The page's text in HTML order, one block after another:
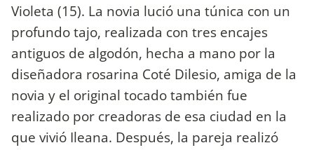
Violeta (15). La novia lució una túnica con un
profundo tajo, realizada con tres encajes
antiguos de algodón, hecha a mano por la
diseñadora rosarina Coté Dilesio, amiga de la
novia y el original tocado también fue
realizado por creadoras de esa ciudad en la
que vivió Ileana. Después, la pareja realizó